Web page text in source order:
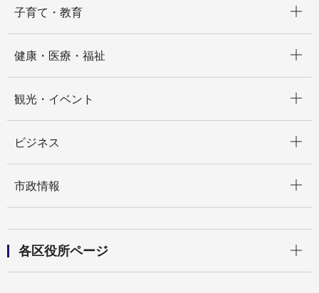
子育て・教育
健康・医療・福祉
観光・イベント
ビジネス
市政情報
各区役所ページ